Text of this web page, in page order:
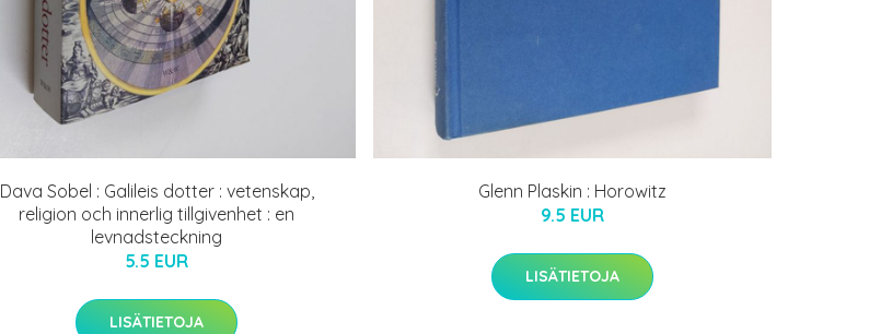
Dava Sobel : Galileis dotter : vetenskap,
religion och innerlig tillgivenhet : en
levnadsteckning
5.5 EUR
LISÄTIETOJA
Glenn Plaskin : Horowitz
9.5 EUR
LISÄTIETOJA